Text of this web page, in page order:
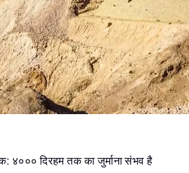
४००० दिरहम तक का जुर्माना संभव है